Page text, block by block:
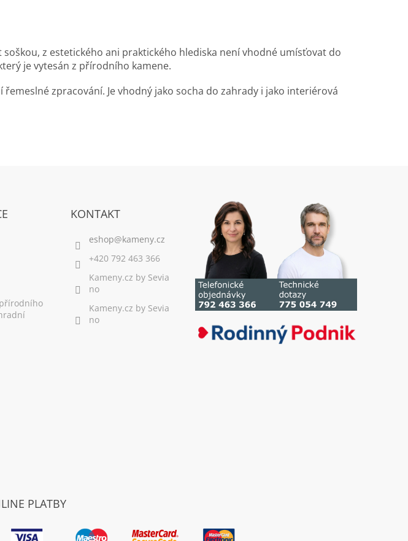
z estetického ani praktického hlediska není vhodné umísťovat do
je vytesán z přírodního kamene.
zpracování. Je vhodný jako socha do zahrady i jako interiérová
KONTAKT
+420 792 463 366
Kameny.cz by Sevia
no
Kameny.cz by Sevia
no
PLATBY